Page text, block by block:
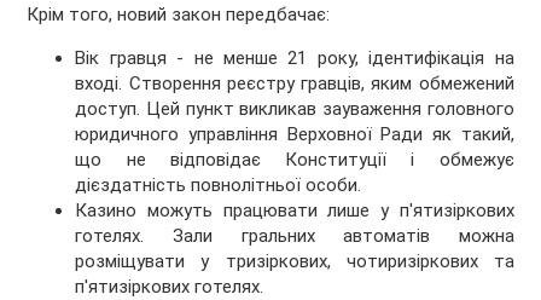
Крім того, новий закон передбачає:
Вік гравця - не менше 21 року, ідентифікація на
вході. Створення реєстру гравців, яким обмежений
доступ. Цей пункт викликав зауваження головного
юридичного управління Верховної Ради як такий,
що не відповідає Конституції і обмежує
дієздатність повнолітньої особи.
Казино можуть працювати лише у п'ятизіркових
готелях. Зали гральних автоматів можна
розміщувати у тризіркових, чотиризіркових та
п'ятизіркових готелях.